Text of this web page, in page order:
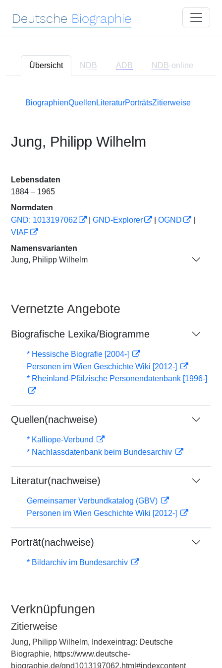
Deutsche Biographie
Übersicht NDB ADB NDB-online
BiographienQuellen LiteraturPorträtsZitierweise
Jung, Philipp Wilhelm
Lebensdaten
1884 – 1965
Normdaten
GND: 1013197062
GND-Explorer OGND
VIAF
Namensvarianten
Jung, Philipp Wilhelm
Vernetzte Angebote
Biografische Lexika/Biogramme
* Hessische Biografie [2004-]
Personen im Wien Geschichte Wiki [2012-]
* Rheinland-Pfälzische Personendatenbank [1996-]
Quellen(nachweise)
* Kalliope-Verbund
* Nachlassdatenbank beim Bundesarchiv
Literatur(nachweise)
Gemeinsamer Verbundkatalog (GBV)
Personen im Wien Geschichte Wiki [2012-]
Porträt(nachweise)
* Bildarchiv im Bundesarchiv
Verknüpfungen
Zitierweise
Jung, Philipp Wilhelm, Indexeintrag: Deutsche
Biographie, https://www.deutsche-
biographie.de/gnd1013197062.html#indexcontent